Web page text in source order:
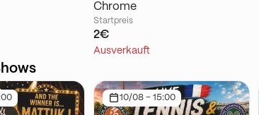
Chrome
Startpreis
2€
Ausverkauft
10/08 - 15:00